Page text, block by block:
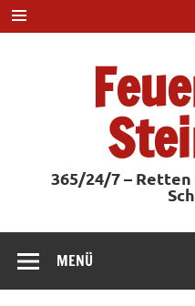
Zum
Inhalt
springen
365/24/7 – Retten
MENÜ